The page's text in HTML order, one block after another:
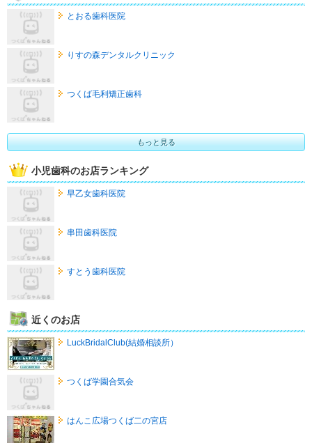
とおる歯科医院
りすの森デンタルクリニック
つくば毛利矯正歯科
もっと見る
小児歯科のお店ランキング
早乙女歯科医院
串田歯科医院
すとう歯科医院
近くのお店
LuckBridalClub(結婚相談所）
つくば学園合気会
はんこ広場つくば二の宮店